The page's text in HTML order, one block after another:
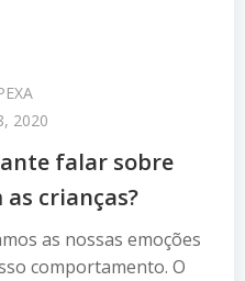
2020
falar sobre
as crianças?
as nossas emoções
comportamento. O